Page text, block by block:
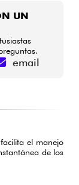
UN
email
el manejo
de los